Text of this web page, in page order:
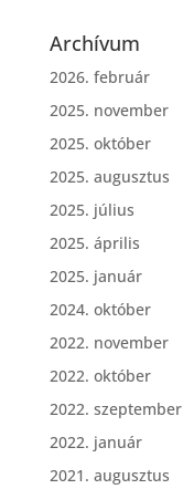
Archívum
2026. február
2025. november
2025. október
2025. augusztus
2025. július
2025. április
2025. január
2024. október
2022. november
2022. október
2022. szeptember
2022. január
2021. augusztus